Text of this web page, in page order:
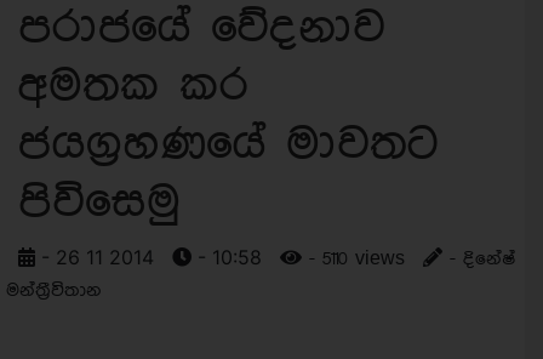
පරාජයේ වේදනාව
අමතක කර
ජයග්‍රහණයේ මාවතට
පිවිසෙමු
- 26 11 2014 - 10:58 - 5110 views
- දිනේෂ්
මන්ත්‍රීවිතාන